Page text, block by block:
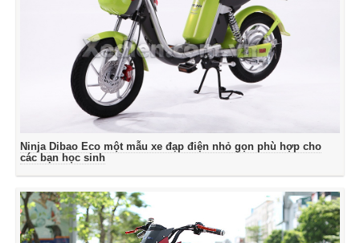
Ninja Dibao Eco một mẫu xe đạp điện nhỏ gọn phù hợp cho
các bạn học sinh